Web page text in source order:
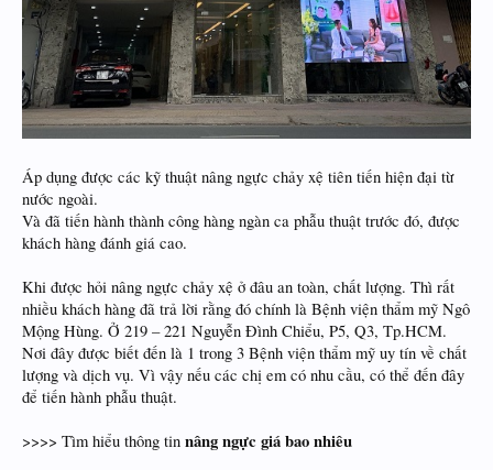
Áp dụng được các kỹ thuật nâng ngực chảy xệ tiên tiến hiện đại từ
nước ngoài.
Và đã tiến hành thành công hàng ngàn ca phẫu thuật trước đó, được
khách hàng đánh giá cao.
Khi được hỏi nâng ngực chảy xệ ở đâu an toàn, chất lượng. Thì rất
nhiều khách hàng đã trả lời rằng đó chính là Bệnh viện thẩm mỹ Ngô
Mộng Hùng. Ở 219 – 221 Nguyễn Đình Chiểu, P5, Q3, Tp.HCM.
Nơi đây được biết đến là 1 trong 3 Bệnh viện thẩm mỹ uy tín về chất
lượng và dịch vụ. Vì vậy nếu các chị em có nhu cầu, có thể đến đây
để tiến hành phẫu thuật.
>>>> Tìm hiểu thông tin nâng ngực giá bao nhiêu